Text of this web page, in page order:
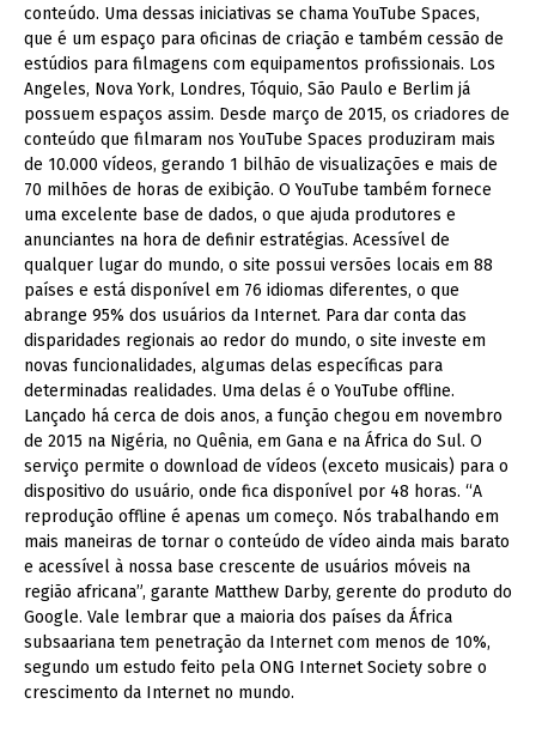
conteúdo. Uma dessas iniciativas se chama YouTube Spaces,
que é um espaço para oficinas de criação e também cessão de
estúdios para filmagens com equipamentos profissionais. Los
Angeles, Nova York, Londres, Tóquio, São Paulo e Berlim já
possuem espaços assim. Desde março de 2015, os criadores de
conteúdo que filmaram nos YouTube Spaces produziram mais
de 10.000 vídeos, gerando 1 bilhão de visualizações e mais de
70 milhões de horas de exibição. O YouTube também fornece
uma excelente base de dados, o que ajuda produtores e
anunciantes na hora de definir estratégias. Acessível de
qualquer lugar do mundo, o site possui versões locais em 88
países e está disponível em 76 idiomas diferentes, o que
abrange 95% dos usuários da Internet. Para dar conta das
disparidades regionais ao redor do mundo, o site investe em
novas funcionalidades, algumas delas específicas para
determinadas realidades. Uma delas é o YouTube offline.
Lançado há cerca de dois anos, a função chegou em novembro
de 2015 na Nigéria, no Quênia, em Gana e na África do Sul. O
serviço permite o download de vídeos (exceto musicais) para o
dispositivo do usuário, onde fica disponível por 48 horas. “A
reprodução offline é apenas um começo. Nós trabalhando em
mais maneiras de tornar o conteúdo de vídeo ainda mais barato
e acessível à nossa base crescente de usuários móveis na
região africana”, garante Matthew Darby, gerente do produto do
Google. Vale lembrar que a maioria dos países da África
subsaariana tem penetração da Internet com menos de 10%,
segundo um estudo feito pela ONG Internet Society sobre o
crescimento da Internet no mundo.